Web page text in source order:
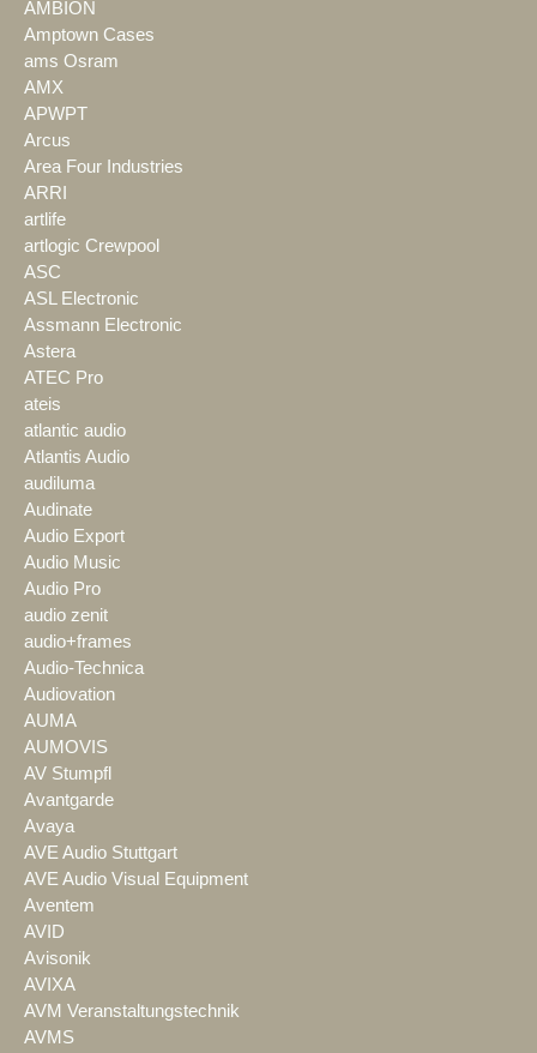
AMBION
Amptown Cases
ams Osram
AMX
APWPT
Arcus
Area Four Industries
ARRI
artlife
artlogic Crewpool
ASC
ASL Electronic
Assmann Electronic
Astera
ATEC Pro
ateis
atlantic audio
Atlantis Audio
audiluma
Audinate
Audio Export
Audio Music
Audio Pro
audio zenit
audio+frames
Audio-Technica
Audiovation
AUMA
AUMOVIS
AV Stumpfl
Avantgarde
Avaya
AVE Audio Stuttgart
AVE Audio Visual Equipment
Aventem
AVID
Avisonik
AVIXA
AVM Veranstaltungstechnik
AVMS